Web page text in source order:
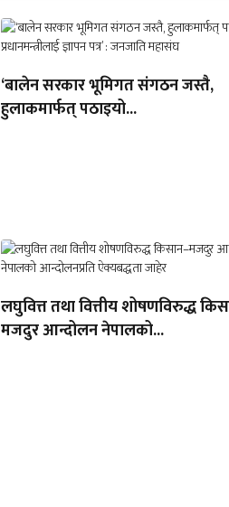
‘बालेन सरकार भूमिगत संगठन जस्तै,
हुलाकमार्फत् पठाइयो...
लघुवित्त तथा वित्तीय शोषणविरुद्ध
मजदुर आन्दोलन नेपालको...